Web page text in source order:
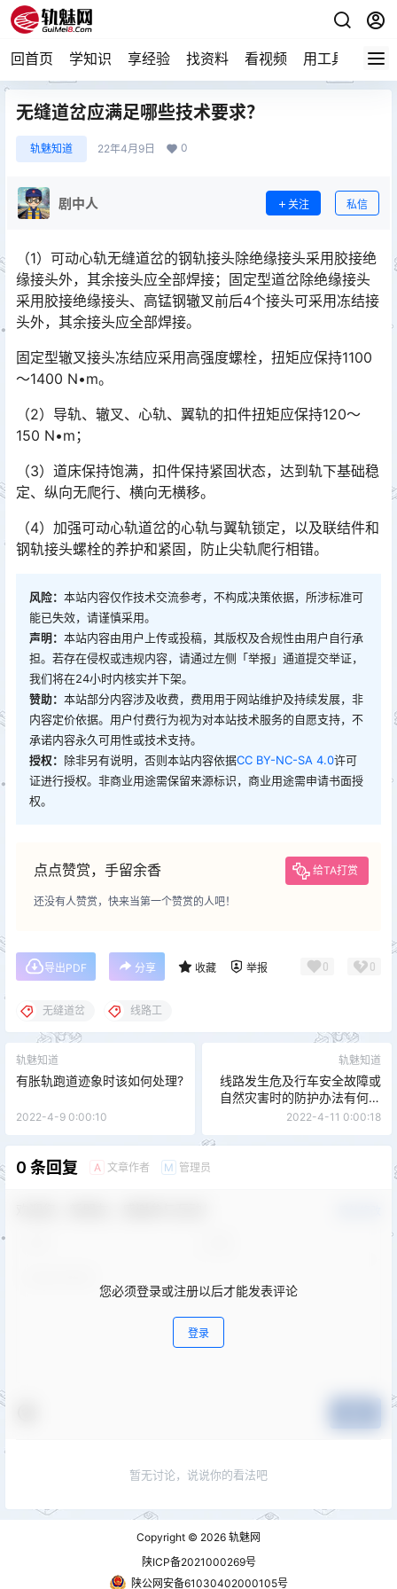
回首页 学知识 享经验 找资料 看视频 用工具 论技
无缝道岔应满足哪些技术要求？
轨魅知道 22年4月9日 0
剧中人 关注 私信
（1）可动心轨无缝道岔的钢轨接头除绝缘接头采用胶接绝
缘接头外，其余接头应全部焊接；固定型道岔除绝缘接头
采用胶接绝缘接头、高锰钢辙叉前后4个接头可采用冻结接
头外，其余接头应全部焊接。󠅅󠅃󠄵󠅂󠄪󠇖󠆨󠆨󠇕󠆞󠆒󠅬󠇘󠆭󠆘󠇙󠆝󠅵󠇗󠆭󠆁󠄐󠇗󠅹󠅸󠇖󠆍󠅳󠇖󠅹󠅰󠇖󠆌󠅹
固定型辙叉接头冻结应采用高强度螺栓，扭矩应保持1100
～1400 N•m。
（2）导轨、辙叉、心轨、翼轨的扣件扭矩应保持120～
150 N•m；
（3）道床保持饱满，扣件保持紧固状态，达到轨下基础稳
定、纵向无爬行、横向无横移。
（4）加强可动心轨道岔的心轨与翼轨锁定，以及联结件和
钢轨接头螺栓的养护和紧固，防止尖轨爬行相错。
风险： 本站内容仅作技术交流参考，不构成决策依据，所涉标准可
能已失效，请谨慎采用。
声明： 本站内容由用户上传或投稿，其版权及合规性由用户自行承
担。若存在侵权或违规内容，请通过左侧「举报」通道提交举证，
我们将在24小时内核实并下架。
赞助： 本站部分内容涉及收费，费用用于网站维护及持续发展，非
内容定价依据。用户付费行为视为对本站技术服务的自愿支持，不
承诺内容永久可用性或技术支持。
授权： 除非另有说明，否则本站内容依据CC BY-NC-SA 4.0许可
证进行授权。非商业用途需保留来源标识，商业用途需申请书面授
权。
点点赞赏，手留余香 给TA打赏
还没有人赞赏，快来当第一个赞赏的人吧！
导出PDF 分享 收藏 举报 0 0
无缝道岔 线路工
轨魅知道
有胀轨跑道迹象时该如何处理?
2022-4-9 0:00:10
轨魅知道
线路发生危及行车安全故障或
自然灾害时的防护办法有何规
定?
2022-4-11 0:00:18
0 条回复 A 文章作者 M 管理员
您必须登录或注册以后才能发表评论
登录
暂无讨论，说说你的看法吧
Copyright © 2026 轨魅网
陕ICP备2021000269号
陕公网安备61030402000105号